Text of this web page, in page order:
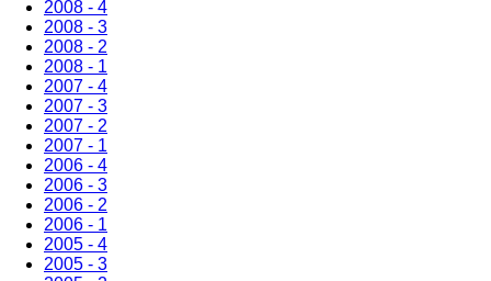
2008 - 4
2008 - 3
2008 - 2
2008 - 1
2007 - 4
2007 - 3
2007 - 2
2007 - 1
2006 - 4
2006 - 3
2006 - 2
2006 - 1
2005 - 4
2005 - 3